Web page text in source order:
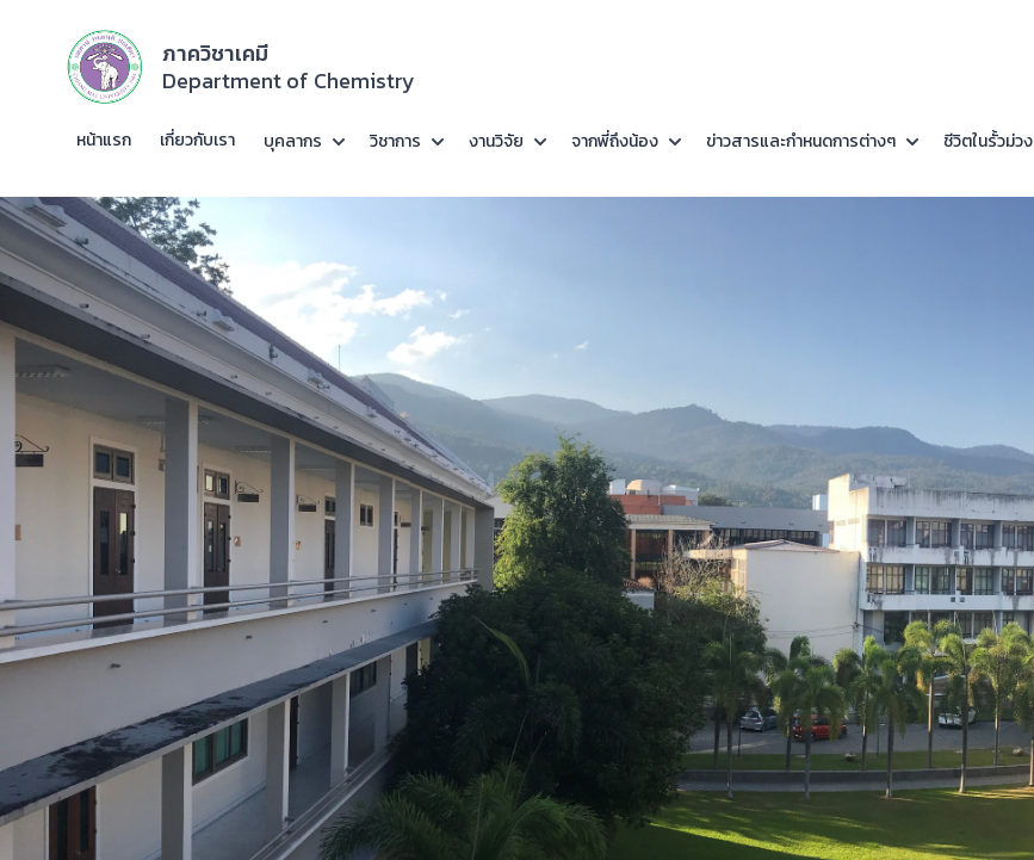
ภาควิชาเคมี
Department of Chemistry
หน้าแรก เกี่ยวกับเรา บุคลากร วิชาการ งานวิจัย จากพี่ถึงน้อง ข่าวสารและกำหนดการต่างๆ ชีวิตในรั้วม่วง